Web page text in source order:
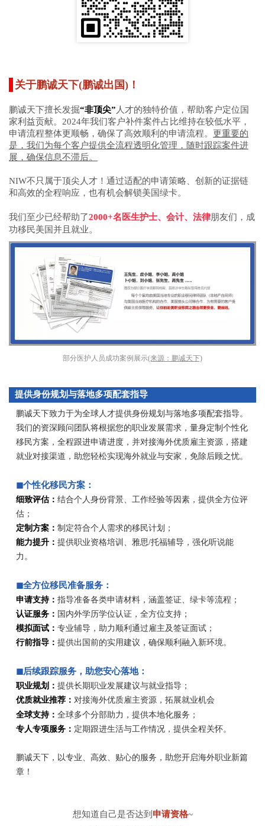
关于鹏诚天下(鹏诚出国)！
鹏诚天下擅长发掘“非顶尖” 人才的独特价值，帮助客户定位国
家利益贡献。2024年我们客户补件案件占比维持在较低水平，
申请流程整体更顺畅，确保了高效顺利的申请流程。 更重要的
是，我们为每个客户提供全流程透明化管理，随时跟踪案件进
展，确保信息不滞后。
NIW不只属于顶尖人才！通过适配的申请策略、创新的证据链
和高效的全程响应，也有机会解锁美国绿卡。
我们至少已经帮助了2000+名医生护士、会计、法律朋友们，成
功移民美国并且就业。
部分医护人员成功案例展示(来源：鹏诚天下)
提供身份规划与落地多项配套指导
鹏诚天下致力于为全球人才提供身份规划与落地多项配套指导。
我们的资深顾问团队将根据您的职业发展需求，量身定制个性化
移民方案，全程跟进申请进度，并对接海外优质雇主资源，搭建
就业对接渠道，助您轻松实现海外就业与安家，免除后顾之忧。
◼个性化移民方案：
细致评估： 结合个人身份背景、工作经验等因素，提供全方位评
估；
定制方案： 制定符合个人需求的移民计划；
能力提升： 提供职业资格培训、雅思/托福辅导，强化听说能
力。
◼全方位移民准备服务：
申请支持： 指导准备各类申请材料，涵盖签证、绿卡等流程；
认证服务： 国内外学历学位认证，全方位支持；
模拟面试： 专业辅导，助力顺利通过雇主及签证面试；
行前指导： 提供出国前的实用建议，确保顺利融入新环境。
◼后续跟踪服务，助您安心落地：
职业规划： 提供长期职业发展建议与就业指导；
优质就业推荐： 对接海外优质雇主资源，拓展就业机会
全球支持： 全球多个分部助力 ，提供本地化服务；
专人专项服务： 定期跟进生活与工作情况，提供全程关怀。
鹏诚天下，以专业、高效、贴心的服务，助您开启海外职业新篇
章！
想知道自己是否达到 申请资格~